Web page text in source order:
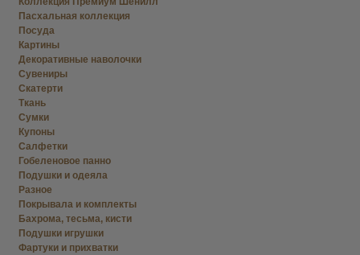
Пасхальная коллекция
Посуда
Картины
Декоративные наволочки
Сувениры
Скатерти
Ткань
Сумки
Купоны
Салфетки
Гобеленовое панно
Подушки и одеяла
Разное
Покрывала и комплекты
Бахрома, тесьма, кисти
Подушки игрушки
Фартуки и прихватки